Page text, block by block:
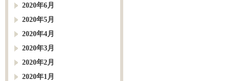
2020年6月
2020年5月
2020年4月
2020年3月
2020年2月
2020年1月